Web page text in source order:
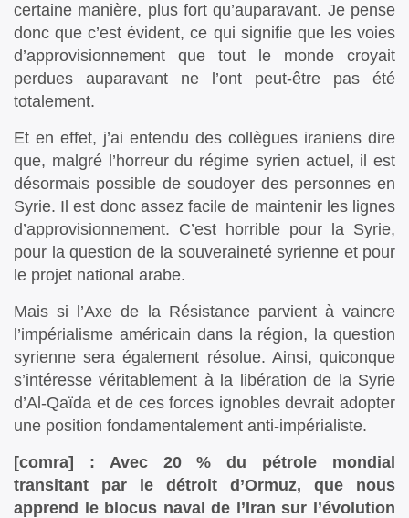
certaine manière, plus fort qu’auparavant. Je pense
donc que c’est évident, ce qui signifie que les voies
d’approvisionnement que tout le monde croyait
perdues auparavant ne l’ont peut-être pas été
totalement.
Et en effet, j’ai entendu des collègues iraniens dire
que, malgré l’horreur du régime syrien actuel, il est
désormais possible de soudoyer des personnes en
Syrie. Il est donc assez facile de maintenir les lignes
d’approvisionnement. C’est horrible pour la Syrie,
pour la question de la souveraineté syrienne et pour
le projet national arabe.
Mais si l’Axe de la Résistance parvient à vaincre
l’impérialisme américain dans la région, la question
syrienne sera également résolue. Ainsi, quiconque
s’intéresse véritablement à la libération de la Syrie
d’Al-Qaïda et de ces forces ignobles devrait adopter
une position fondamentalement anti-impérialiste.
[comra] : Avec 20 % du pétrole mondial
transitant par le détroit d’Ormuz, que nous
apprend le blocus naval de l’Iran sur l’évolution